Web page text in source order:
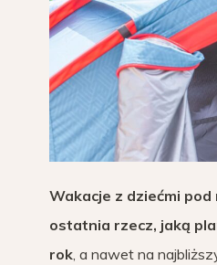
Wakacje z dziećmi
ostatnia rzecz, jaką
rok, a nawet na